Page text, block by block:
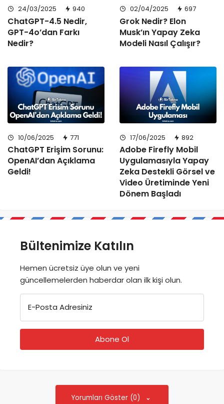
24/03/2025 940
ChatGPT-4.5 Nedir,
GPT-4o’dan Farkı
Nedir?
02/04/2025 697
Grok Nedir? Elon
Musk’ın Yapay Zeka
Modeli Nasıl Çalışır?
10/06/2025 771
ChatGPT Erişim Sorunu:
OpenAI’dan Açıklama
Geldi!
17/06/2025 892
Adobe Firefly Mobil
Uygulamasıyla Yapay
Zeka Destekli Görsel ve
Video Üretiminde Yeni
Dönem Başladı
Bültenimize Katılın
Hemen ücretsiz üye olun ve yeni
güncellemelerden haberdar olan ilk kişi olun.
E-Posta Adresiniz
Yorumları Göster (0)